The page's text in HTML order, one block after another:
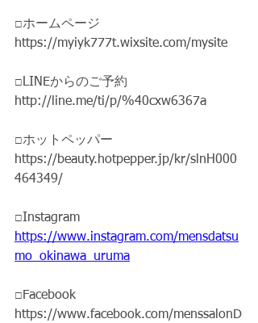
□ホームページ
https://myiyk777t.wixsite.com/mysite
□LINEからのご予約
http://line.me/ti/p/%40cxw6367a
□ホットペッパー
https://beauty.hotpepper.jp/kr/slnH000
464349/
□Instagram
https://www.instagram.com/mensdatsu
mo_okinawa_uruma
□Facebook
https://www.facebook.com/menssalonD